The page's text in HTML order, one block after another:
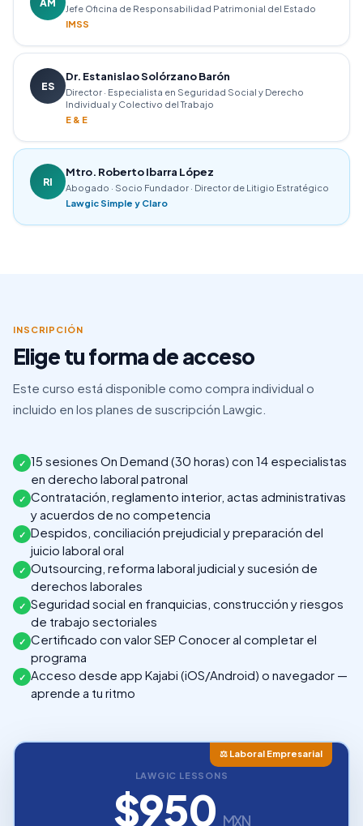
AM
Jefe Oficina de Responsabilidad Patrimonial del Estado
IMSS
ES
Dr. Estanislao Solórzano Barón
Director · Especialista en Seguridad Social y Derecho
Individual y Colectivo del Trabajo
E & E
RI
Mtro. Roberto Ibarra López
Abogado · Socio Fundador · Director de Litigio Estratégico
Lawgic Simple y Claro
INSCRIPCIÓN
Elige tu forma de acceso
Este curso está disponible como compra individual o
incluido en los planes de suscripción Lawgic.
✓ 15 sesiones On Demand (30 horas) con 14 especialistas
en derecho laboral patronal
✓ Contratación, reglamento interior, actas administrativas
y acuerdos de no competencia
✓ Despidos, conciliación prejudicial y preparación del
juicio laboral oral
✓ Outsourcing, reforma laboral judicial y sucesión de
derechos laborales
✓ Seguridad social en franquicias, construcción y riesgos
de trabajo sectoriales
✓ Certificado con valor SEP Conocer al completar el
programa
✓ Acceso desde app Kajabi (iOS/Android) o navegador —
aprende a tu ritmo
⚖️ Laboral Empresarial
LAWGIC LESSONS
$950 MXN